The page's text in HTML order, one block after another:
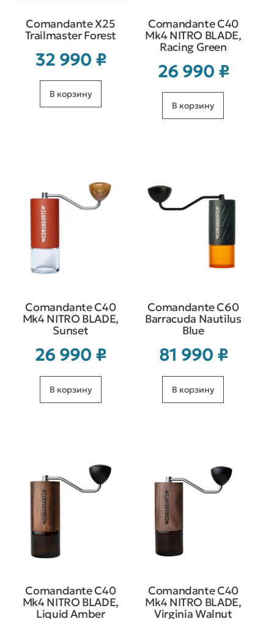
Comandante X25
Trailmaster Forest
32 990 ₽
В корзину
Comandante C40
Mk4 NITRO BLADE,
Racing Green
26 990 ₽
В корзину
Comandante C40
Mk4 NITRO BLADE,
Sunset
26 990 ₽
В корзину
Comandante C60
Barracuda Nautilus
Blue
81 990 ₽
В корзину
Comandante C40
Mk4 NITRO BLADE,
Liquid Amber
Comandante C40
Mk4 NITRO BLADE,
Virginia Walnut